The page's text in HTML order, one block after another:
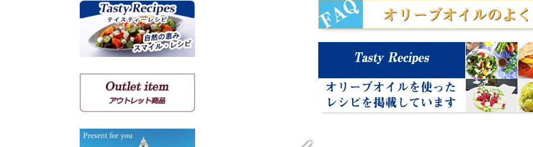
クシノマブロ
アギヨルギティコ
マヴロ クンドゥラ オブ キ
ミ
マヴロダフニ
コチファリ
マンディラリ
リャティコ
マヴロトラガノ
リムニョナ